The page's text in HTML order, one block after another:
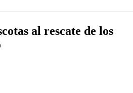
al rescate de los